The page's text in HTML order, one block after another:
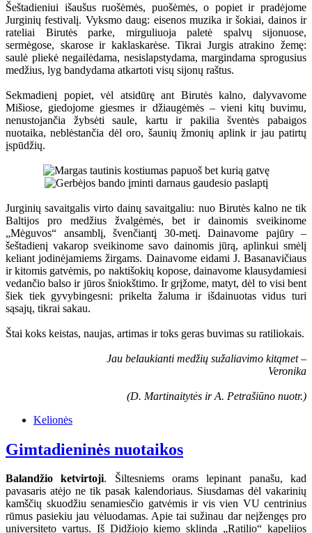
Šeštadieniui išaušus ruošėmės, puošėmės, o popiet ir pradėjome
Jurginių festivalį. Vyksmo daug: eisenos muzika ir šokiai, dainos ir
rateliai Birutės parke, mirguliuoja paletė spalvų sijonuose,
sermėgose, skarose ir kaklaskarėse. Tikrai Jurgis atrakino žemę:
saulė pliekė negailėdama, nesislapstydama, margindama sprogusius
medžius, lyg bandydama atkartoti visų sijonų raštus.
Sekmadienį popiet, vėl atsidūrę ant Birutės kalno, dalyvavome
Mišiose, giedojome giesmes ir džiaugėmės – vieni kitų buvimu,
nenustojančia žybsėti saule, kartu ir pakilia šventės pabaigos
nuotaika, neblėstančia dėl oro, šaunių žmonių aplink ir jau patirtų
įspūdžių.
Jurginių savaitgalis virto dainų savaitgaliu: nuo Birutės kalno ne tik
Baltijos pro medžius žvalgėmės, bet ir dainomis sveikinome
„Mėguvos“ ansamblį, švenčiantį 30-metį. Dainavome pajūry –
šeštadienį vakarop sveikinome savo dainomis jūrą, aplinkui smėlį
keliant jodinėjamiems žirgams. Dainavome eidami J. Basanavičiaus
ir kitomis gatvėmis, po naktišokių kopose, dainavome klausydamiesi
vedančio balso ir jūros šniokštimo. Ir grįžome, matyt, dėl to visi bent
šiek tiek gyvybingesni: prikelta žaluma ir išdainuotas vidus turi
sąsajų, tikrai sakau.
Štai koks keistas, naujas, artimas ir toks geras buvimas su ratiliokais.
Jau belaukianti medžių sužaliavimo kitąmet –
Veronika
(D. Martinaitytės ir A. Petrašiūno nuotr.)
Kelionės
Gimtadieninės nuotaikos
Balandžio ketvirtoji. Šiltesniems orams lepinant panašu, kad
pavasaris atėjo ne tik pasak kalendoriaus. Siusdamas dėl vakarinių
kamščių skuodžiu senamiesčio gatvėmis ir vis vien VU centrinius
rūmus pasiekiu jau vėluodamas. Apie tai sužinau dar neįžengęs pro
universiteto vartus. Iš Didžiojo kiemo sklinda „Ratilio“ kapelijos